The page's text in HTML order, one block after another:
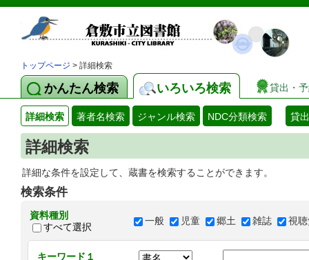
トップページ > 詳細検索
かんたん検索 いろいろ検索 貸出・
詳細検索 著者名検索 ジャンル検索 NDC分類検索 貸
詳細検索
詳細な条件を設定して、蔵書を検索することができます。
検索条件
資料種別
すべて選択
一般 児童 郷土 雑誌 視
キーワード１